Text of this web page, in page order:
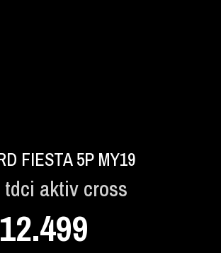
FIESTA 5P MY19
tdci aktiv cross